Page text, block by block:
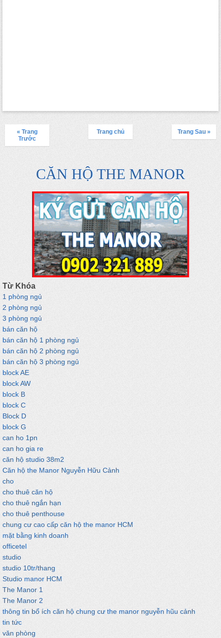
« Trang
Trước
Trang Sau »
Trang chủ
CĂN HỘ THE MANOR
Từ Khóa
1 phòng ngủ
2 phòng ngủ
3 phòng ngủ
bán căn hộ
bán căn hộ 1 phòng ngủ
bán căn hộ 2 phòng ngủ
bán căn hộ 3 phòng ngủ
block AE
block AW
block B
block C
Block D
block G
can ho 1pn
can ho gia re
căn hộ studio 38m2
Căn hộ the Manor Nguyễn Hữu Cảnh
cho
cho thuê căn hộ
cho thuê ngắn hạn
cho thuê penthouse
chung cư cao cấp căn hộ the manor HCM
mặt bằng kinh doanh
officetel
studio
studio 10tr/thang
Studio manor HCM
The Manor 1
The Manor 2
thông tin bổ ích căn hộ chung cư the manor nguyễn hũu cảnh
tin tức
văn phòng